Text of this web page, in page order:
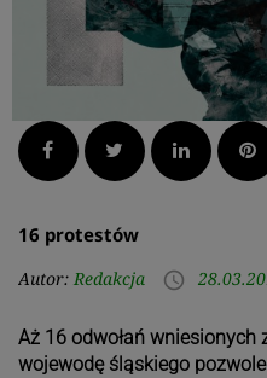
Facebook Twitter LinkedIn
16 protestów
Autor: Redakcja access_time
Aż 16 odwołań wniesionych
wojewodę śląskiego